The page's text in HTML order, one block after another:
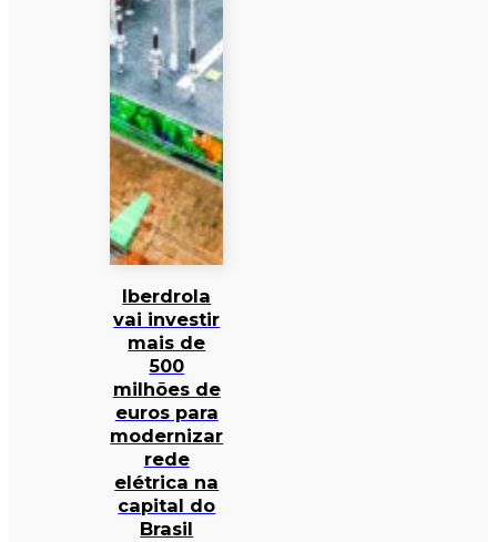
Iberdrola
vai investir
mais de
500
milhões de
euros para
modernizar
rede
elétrica na
capital do
Brasil